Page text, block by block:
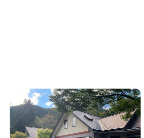
郡上明宝A邸
岐阜県 戸建て
【明宝温泉まで車で17分】山と川に囲まれ
た開放的な別荘